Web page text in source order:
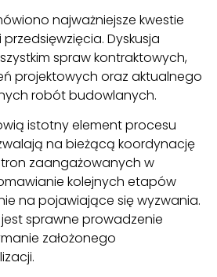
najważniejsze kwestie
Dyskusja
spraw kontraktowych,
projektowych oraz aktualnego
robót budowlanych.
istotny element procesu
na bieżącą koordynację
zaangażowanych w
kolejnych etapów
na pojawiające się wyzwania.
sprawne prowadzenie
założonego